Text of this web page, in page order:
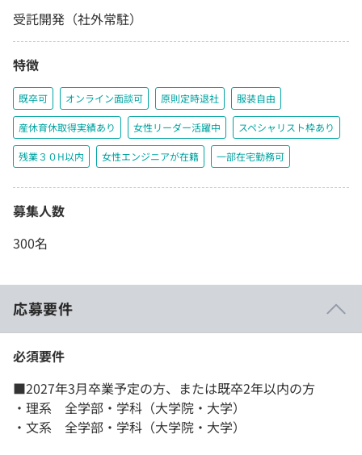
受託開発（社外常駐）
特徴
既卒可 オンライン面談可 原則定時退社 服装自由
産休育休取得実績あり 女性リーダー活躍中 スペシャリスト枠あり
残業３０H以内 女性エンジニアが在籍 一部在宅勤務可
募集人数
300名
応募要件
必須要件
■2027年3月卒業予定の方、または既卒2年以内の方
・理系 全学部・学科（大学院・大学）
・文系 全学部・学科（大学院・大学）